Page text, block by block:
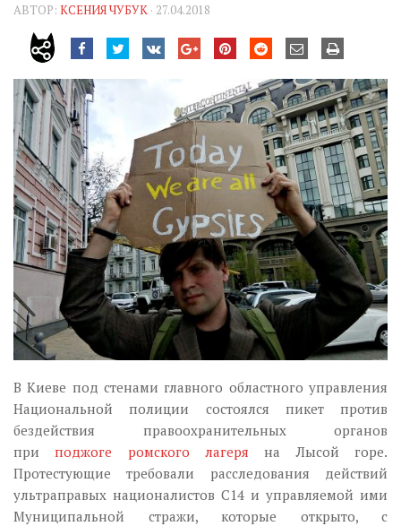
Агітатор
Музика революції
Візуальне
Научпоп
Головне
Цитати
Inter/antinational
АВТОР: КСЕНИЯ ЧУБУК · 27.04.2018
В Киеве под стенами главного областного управления
Национальной полиции состоялся пикет против
бездействия правоохранительных органов
приподжоге ромского лагеря на Лысой горе.
Протестующие требовали расследования действий
ультраправых националистов С14 и управляемой ими
Муниципальной стражи, которые открыто, с